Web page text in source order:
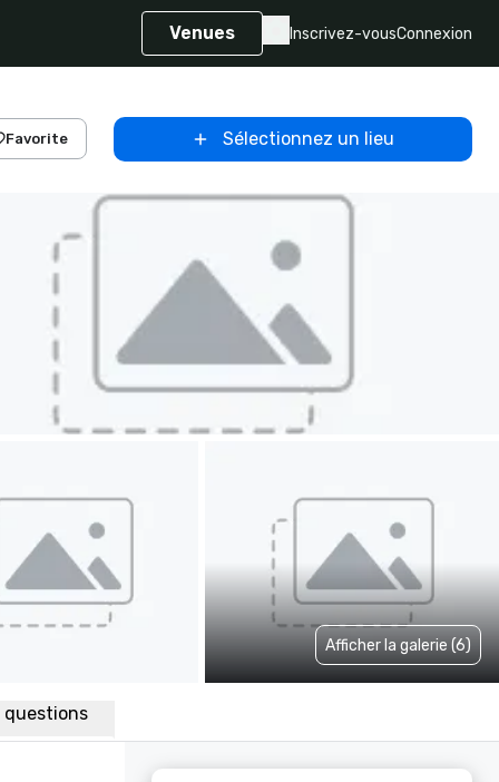
Venues Inscrivez-vousConnexion
Favorite Sélectionnez un lieu
Afficher la galerie (6)
questions